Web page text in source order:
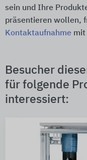
sein und Ihre
präsentieren wollen,
Kontaktaufnahme mit
Besucher
für folgende
interessiert: